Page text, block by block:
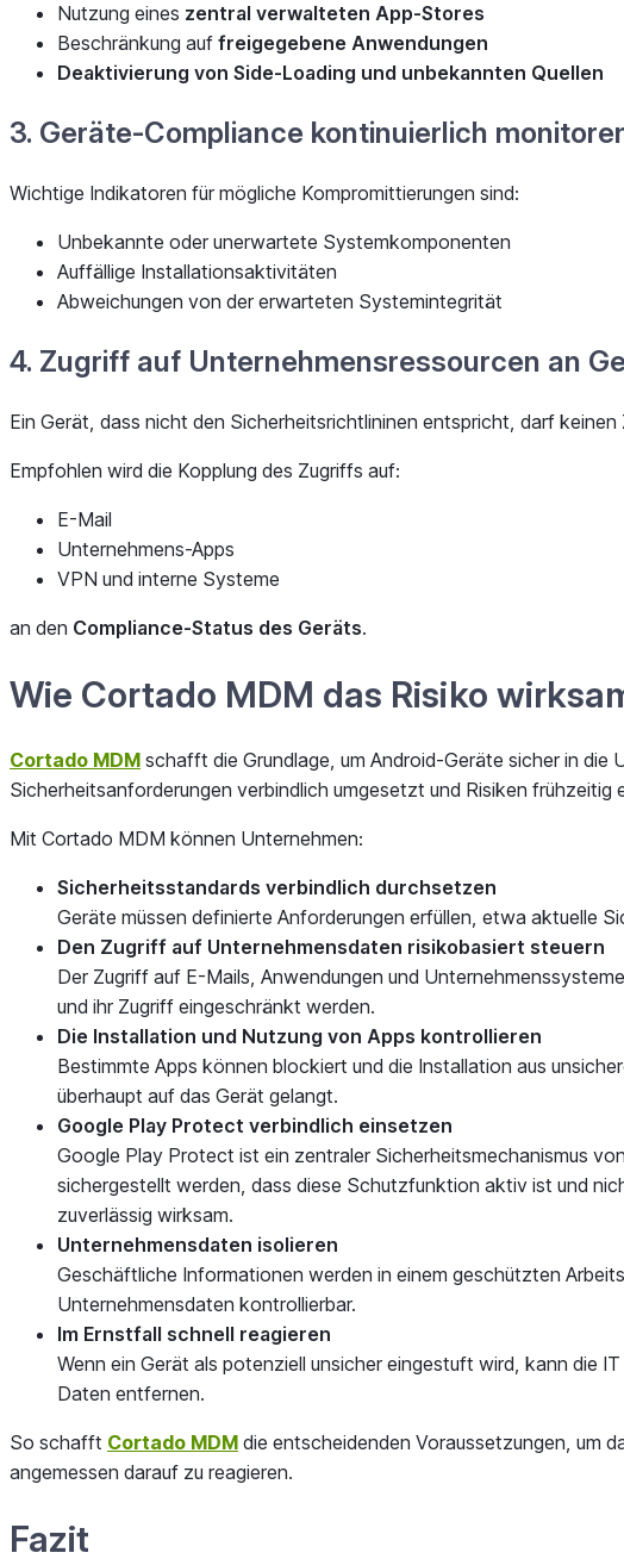
Nutzung eines zentral verwalteten App-Stores
Beschränkung auf freigegebene Anwendungen
Deaktivierung von Side-Loading und unbekannten Quellen
3. Geräte-Compliance kontinuierlich
Wichtige Indikatoren für mögliche Kompromittierungen sind:
Unbekannte oder unerwartete Systemkomponenten
Auffällige Installationsaktivitäten
Abweichungen von der erwarteten Systemintegrität
4. Zugriff auf Unternehmensressourcen an
Ein Gerät, dass nicht den Sicherheitsrichtlininen entspricht, darf
Empfohlen wird die Kopplung des Zugriffs auf:
E-Mail
Unternehmens-Apps
VPN und interne Systeme
an den Compliance-Status des Geräts.
Wie Cortado MDM das Risiko
Cortado MDM schafft die Grundlage, um Android-Geräte sicher in
Sicherheitsanforderungen verbindlich umgesetzt und Risiken
Mit Cortado MDM können Unternehmen:
Sicherheitsstandards verbindlich durchsetzen
Geräte müssen definierte Anforderungen erfüllen, etwa aktuelle
Den Zugriff auf Unternehmensdaten risikobasiert steuern
Der Zugriff auf E-Mails, Anwendungen und
und ihr Zugriff eingeschränkt werden.
Die Installation und Nutzung von Apps kontrollieren
Bestimmte Apps können blockiert und die Installation aus
überhaupt auf das Gerät gelangt.
Google Play Protect verbindlich einsetzen
Google Play Protect ist ein zentraler Sicherheitsmechanismus
sichergestellt werden, dass diese Schutzfunktion aktiv ist und
zuverlässig wirksam.
Unternehmensdaten isolieren
Geschäftliche Informationen werden in einem geschützten
Unternehmensdaten kontrollierbar.
Im Ernstfall schnell reagieren
Wenn ein Gerät als potenziell unsicher eingestuft wird, kann die
Daten entfernen.
So schafft Cortado MDM die entscheidenden Voraussetzungen, um
angemessen darauf zu reagieren.
Fazit